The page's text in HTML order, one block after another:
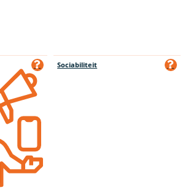
Sociabiliteit